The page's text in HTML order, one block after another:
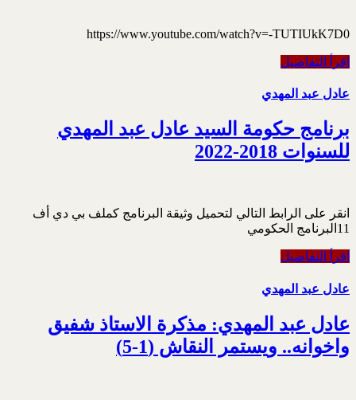
https://www.youtube.com/watch?v=-TUTIUkK7D0
اقرأ التفاصيل
عادل عبد المهدي
برنامج حكومة السيد عادل عبد المهدي
للسنوات 2018-2022
انقر على الرابط التالي لتحميل وثيقة البرنامج كملف بي دي أف
11البرنامج الحكومي
اقرأ التفاصيل
عادل عبد المهدي
عادل عبد المهدي: مذكرة الاستاذ شفيق
واخوانه.. ويستمر النقاش (1-5)